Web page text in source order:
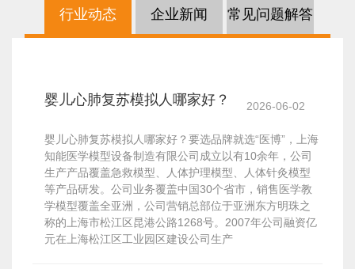
行业动态 企业新闻 常见问题解答
婴儿心肺复苏模拟人哪家好？ 2026-06-02
婴儿心肺复苏模拟人哪家好？要选品牌就选“医博”，上海
知能医学模型设备制造有限公司成立以有10余年，公司
生产产品覆盖急救模型、人体护理模型、人体针灸模型
等产品研发。公司业务覆盖中国30个省市，销售医学教
学模型覆盖全亚洲，公司营销总部位于亚洲东方明珠之
称的上海市松江区昆港公路1268号。2007年公司融资亿
元在上海松江区工业园区建设公司生产